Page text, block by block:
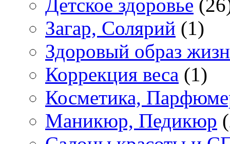
Детское здоровье
Загар, Солярий (1)
Здоровый образ
Коррекция веса (1)
Косметика,
Маникюр, Педикюр